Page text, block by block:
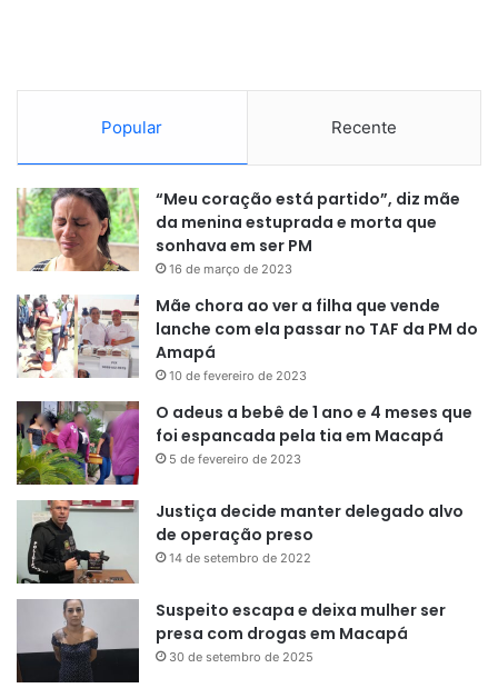
Popular Recente
“Meu coração está partido”, diz mãe
da menina estuprada e morta que
sonhava em ser PM
16 de março de 2023
Mãe chora ao ver a filha que vende
lanche com ela passar no TAF da PM do
Amapá
10 de fevereiro de 2023
O adeus a bebê de 1 ano e 4 meses que
foi espancada pela tia em Macapá
5 de fevereiro de 2023
Justiça decide manter delegado alvo
de operação preso
14 de setembro de 2022
Suspeito escapa e deixa mulher ser
presa com drogas em Macapá
30 de setembro de 2025